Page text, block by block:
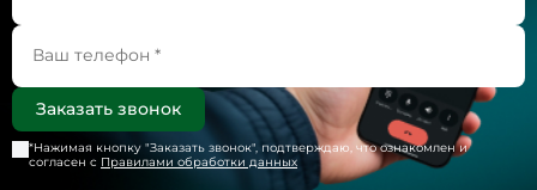
*Нажимая кнопку "Заказать звонок", подтверждаю, что ознакомлен и
согласен с Правилами обработки данных